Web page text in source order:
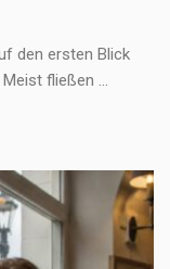
den ersten Blick
fließen ...